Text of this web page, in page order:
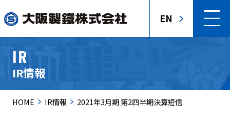
EN
IR
IR情報
HOME IR情報 2021年3月期 第2四半期決算短信